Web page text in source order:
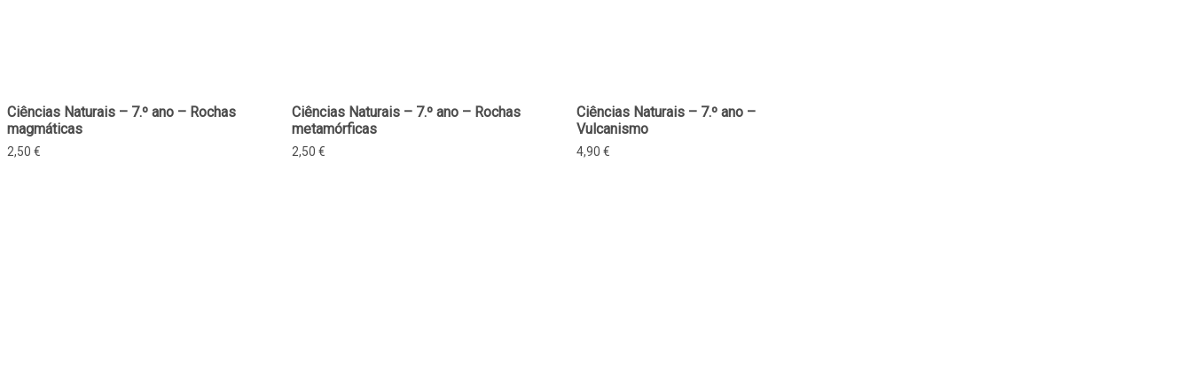
Ciências Naturais – 7.º ano – Rochas
magmáticas
2,50 €
Ciências Naturais – 7.º ano – Rochas
metamórficas
2,50€
Ciências Naturais – 7.º ano –
Vulcanismo
4,90€